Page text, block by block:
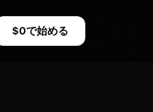
$0で始める